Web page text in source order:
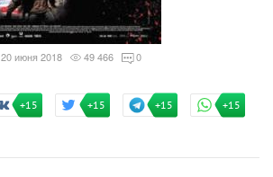
20 июня 2018 49 466 0
+15 +15 +15 +15